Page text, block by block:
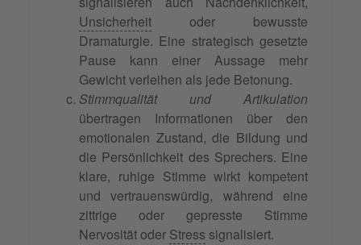
Unsicherheit oder bewusste
Dramaturgie. Eine strategisch gesetzte
Pause kann einer Aussage mehr
Gewicht verleihen als jede Betonung.
Stimmqualität und Artikulation
übertragen Informationen über den
emotionalen Zustand, die Bildung und
die Persönlichkeit des Sprechers. Eine
klare, ruhige Stimme wirkt kompetent
und vertrauenswürdig, während eine
zittrige oder gepresste Stimme
Nervosität oder Stress signalisiert.